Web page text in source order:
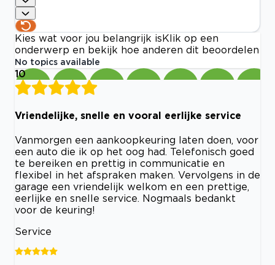
Kies wat voor jou belangrijk is Klik op een
onderwerp en bekijk hoe anderen dit beoordelen
No topics available
10
Vriendelijke, snelle en vooral eerlijke service
Vanmorgen een aankoopkeuring laten doen, voor
een auto die ik op het oog had. Telefonisch goed
te bereiken en prettig in communicatie en
flexibel in het afspraken maken. Vervolgens in de
garage een vriendelijk welkom en een prettige,
eerlijke en snelle service. Nogmaals bedankt
voor de keuring!
Service